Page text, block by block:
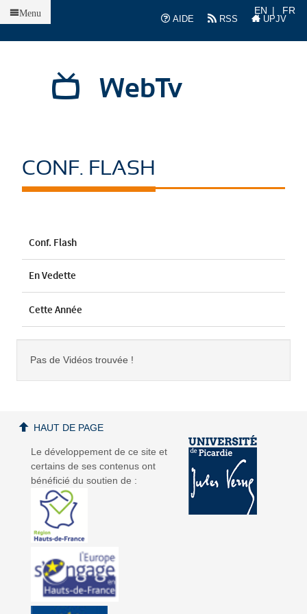
AIDE
RSS UPJV
EN FR
WebTv
Menu
CONF. FLASH
Conf. Flash
En Vedette
Cette Année
Pas de Vidéos trouvée !
Le développement de ce site et
certains de ses contenus ont
bénéficié du soutien de :
HAUT DE PAGE